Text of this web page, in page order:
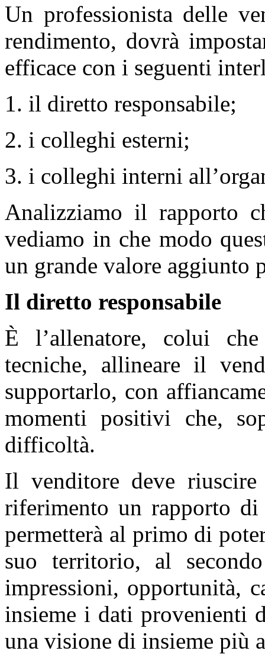
Un professionista delle
rendimento, dovrà
efficace con i seguenti
1. il diretto responsabile;
2. i colleghi esterni;
3. i colleghi interni
Analizziamo il rapporto
vediamo in che modo
un grande valore aggiunto
Il diretto responsabile
È l’allenatore, colui
tecniche, allineare il
supportarlo, con
momenti positivi che,
difficoltà.
Il venditore deve
riferimento un rapporto
permetterà al primo di
suo territorio, al
impressioni, opportunità,
insieme i dati provenienti
una visione di insieme più